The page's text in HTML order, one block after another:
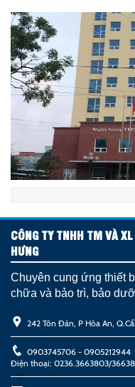
CÔNG TY TNHH TM VÀ
HƯNG
Chuyên cung ứng thiết
chữa và bảo trì, bảo
242 Tôn Đản, P Hòa An,
0903745706 - 0905212944
Điện thoại: 0236.3663803/